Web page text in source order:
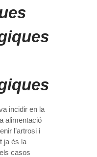
incidir en la
alimentació
l’artrosi i
ja és la
casos